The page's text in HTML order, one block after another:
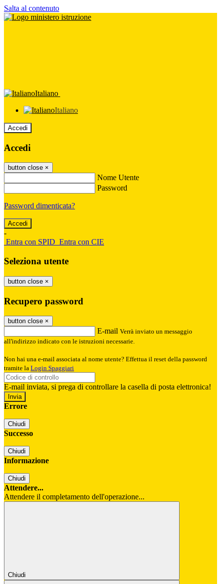
Salta al contenuto
Italiano
Italiano
Accedi
Accedi
button close ×
Nome Utente
Password
Password dimenticata?
-
Entra con SPID Entra con CIE
Seleziona utente
button close ×
Recupero password
button close ×
E-mail Verrà inviato un messaggio
all'indirizzo indicato con le istruzioni necessarie.
Non hai una e-mail associata al nome utente? Effettua il reset della password
tramite la Login Spaggiari
E-mail inviata, si prega di controllare la casella di posta elettronica!
Errore
Chiudi
Successo
Chiudi
Informazione
Chiudi
Attendere...
Attendere il completamento dell'operazione...
Chiudi